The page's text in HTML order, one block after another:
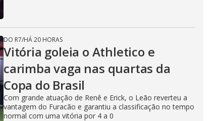
DO R7/HÁ 20 HORAS
Vitória goleia o Athletico e
carimba vaga nas quartas da
Copa do Brasil
Com grande atuação de Renê e Erick, o Leão reverteu a
vantagem do Furacão e garantiu a classificação no tempo
normal com uma vitória por 4 a 0